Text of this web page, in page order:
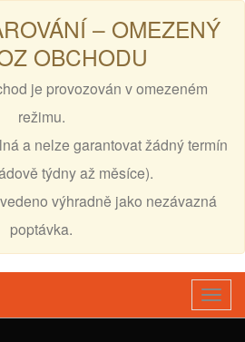
– OMEZENÝ
OBCHODU
je provozován v omezeném
režimu.
a nelze garantovat žádný termín
týdny až měsíce).
výhradně jako nezávazná
poptávka.